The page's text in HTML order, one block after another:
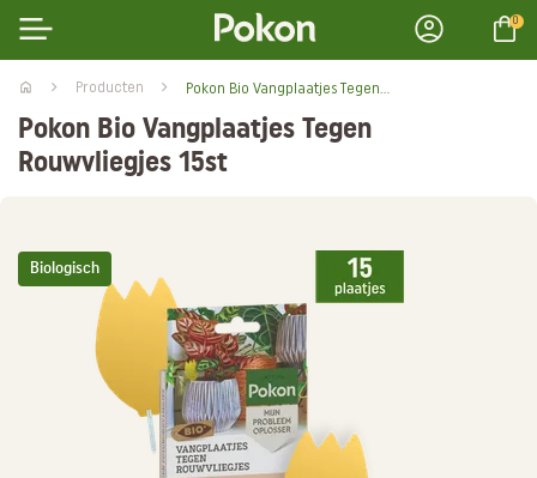
0
Producten
Pokon Bio Vangplaatjes Tegen
Rouwvliegjes 15st
Biologisch